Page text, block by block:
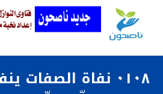
٠١٠٨ نفاة الصفات